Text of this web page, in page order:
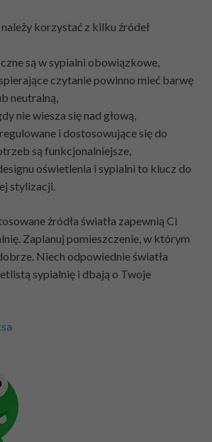
korzystać z kilku źródeł
są w sypialni obowiązkowe,
czytanie powinno mieć barwę
neutralną,
nie wiesza się nad głową,
i dostosowujące się do
są funkcjonalniejsze,
oświetlenia i sypialni to klucz do
stylizacji.
źródła światła zapewnią Ci
Zaplanuj pomieszczenie, w którym
Niech odpowiednie światła
sypialnię i dbają o Twoje